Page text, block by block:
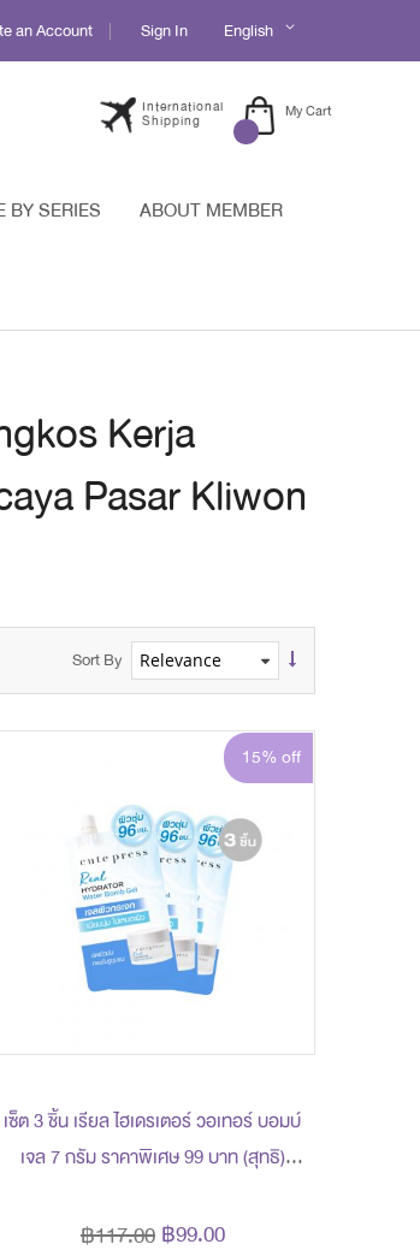
an Account Sign In Language
English
International
Shipping My Cart
BY SERIES ABOUT MEMBER
Kerja
Pasar Kliwon
Sort By
15% off
เซ็ต 3 ชิ้น เรียล ไฮเดรเตอร์ วอเทอร์ บอมบ์
เจล 7 กรัม ราคาพิเศษ 99 บาท (สุทธิ)
฿99.00
฿117.00